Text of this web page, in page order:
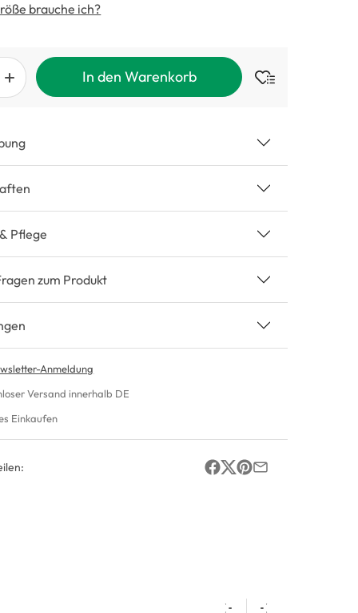
brauche ich?
In den Warenkorb
Pflege
zum Produkt
Anmeldung
Versand innerhalb DE
Einkaufen